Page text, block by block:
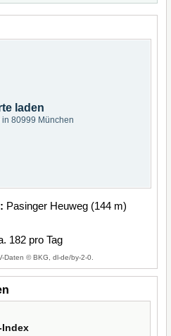
laden
in 80999 München
Pasinger Heuweg (144 m)
182 pro Tag
Daten © BKG, dl-de/by-2-0.